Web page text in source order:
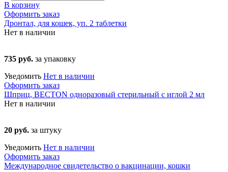
В корзину
Оформить заказ
Дронтал, для кошек, уп. 2 таблетки
Нет в наличии
735 руб. за упаковку
Уведомить Нет в наличии
Оформить заказ
Шприц, BECTON одноразовый стерильный с иглой 2 мл
Нет в наличии
20 руб. за штуку
Уведомить Нет в наличии
Оформить заказ
Международное свидетельство о вакцинации, кошки